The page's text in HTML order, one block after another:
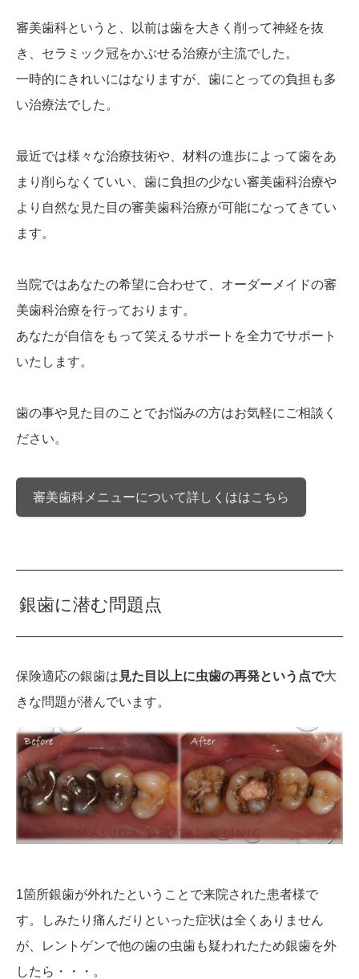
審美歯科というと、以前は歯を大きく削って神経を抜
き、セラミック冠をかぶせる治療が主流でした。
一時的にきれいにはなりますが、歯にとっての負担も多
い治療法でした。
最近では様々な治療技術や、材料の進歩によって歯をあ
まり削らなくていい、歯に負担の少ない審美歯科治療や
より自然な見た目の審美歯科治療が可能になってきてい
ます。
当院ではあなたの希望に合わせて、オーダーメイドの審
美歯科治療を行っております。
あなたが自信をもって笑えるサポートを全力でサポート
いたします。
歯の事や見た目のことでお悩みの方はお気軽にご相談く
ださい。
審美歯科メニューについて詳しくははこちら
銀歯に潜む問題点
保険適応の銀歯は 見た目以上に虫歯の再発という点で大
きな問題が潜んでいます。
1箇所銀歯が外れたということで来院された患者様で
す。しみたり痛んだりといった症状は全くありません
が、レントゲンで他の歯の虫歯も疑われたため銀歯を外
したら・・・。